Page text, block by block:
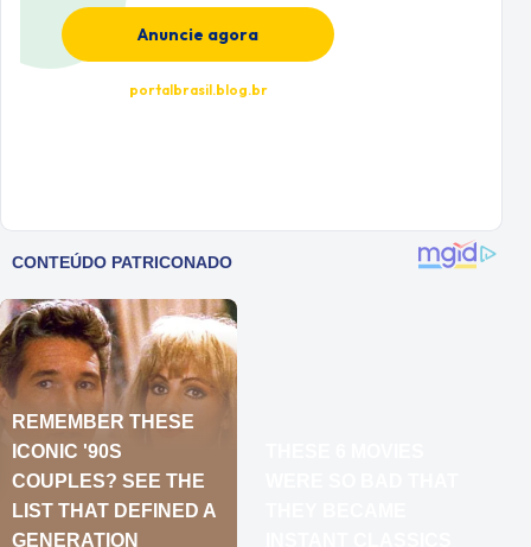
Anuncie agora
portalbrasil.blog.br